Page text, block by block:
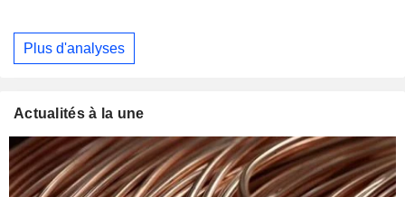
Plus d'analyses
Actualités à la une